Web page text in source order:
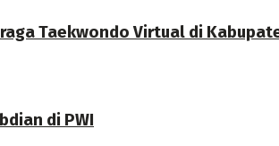
Taekwondo Virtual di
di PWI